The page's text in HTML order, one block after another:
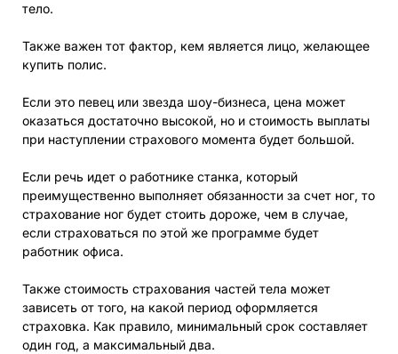
тело.
Также важен тот фактор, кем является лицо, желающее
купить полис.
Если это певец или звезда шоу-бизнеса, цена может
оказаться достаточно высокой, но и стоимость выплаты
при наступлении страхового момента будет большой.
Если речь идет о работнике станка, который
преимущественно выполняет обязанности за счет ног, то
страхование ног будет стоить дороже, чем в случае,
если страховаться по этой же программе будет
работник офиса.
Также стоимость страхования частей тела может
зависеть от того, на какой период оформляется
страховка. Как правило, минимальный срок составляет
один год, а максимальный два.